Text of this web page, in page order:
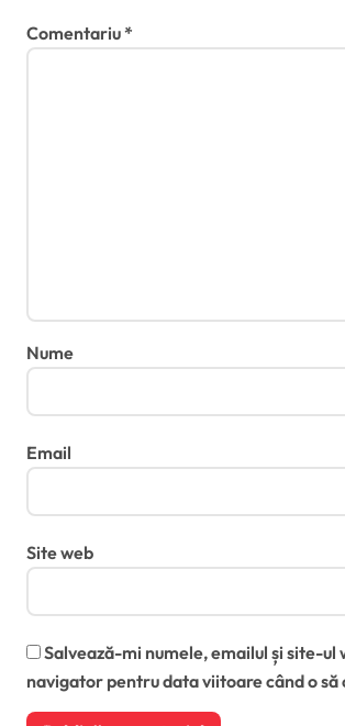
Comentariu*
Nume
Email
Site web
Salvează-mi numele, emailul și site-ul
navigator pentru data viitoare când o să